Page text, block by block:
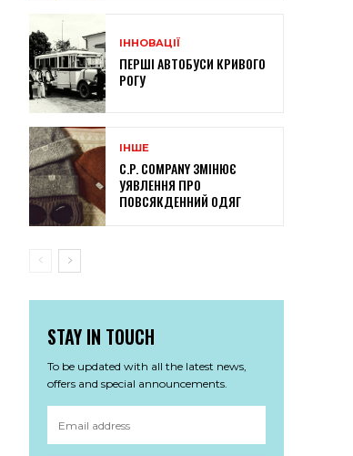
ІННОВАЦІЇ
ПЕРШІ АВТОБУСИ КРИВОГО
РОГУ
ІНШЕ
C.P. COMPANY ЗМІНЮЄ
УЯВЛЕННЯ ПРО
ПОВСЯКДЕННИЙ ОДЯГ
STAY IN TOUCH
To be updated with all the latest news,
offers and special announcements.